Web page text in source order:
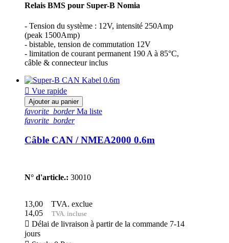
Relais BMS pour Super-B Nomia
- Tension du système : 12V, intensité 250Amp
(peak 1500Amp)
- bistable, tension de commutation 12V
- limitation de courant permanent 190 A à 85°C,
câble & connecteur inclus
 Vue rapide
Ajouter au panier
favorite_borderMa liste
favorite_border
Câble CAN / NMEA2000 0.6m
N° d'article.: 30010
13,00
TVA. exclue
14,05
TVA. incluse
 Délai de livraison à partir de la commande 7-14
jours